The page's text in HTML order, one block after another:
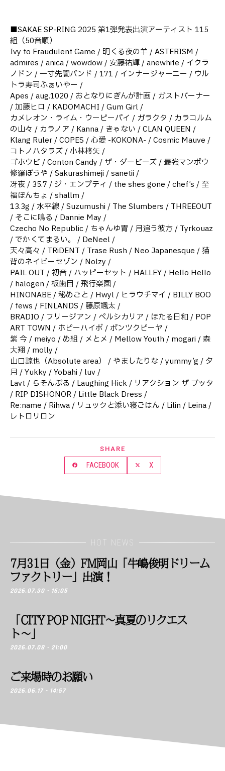
■SAKAE SP-RING 2025 第1弾発表出演アーティスト 115
組（50音順）
Ivy to Fraudulent Game / 明くる夜の羊 / ASTERISM /
admires / anica / wowdow / 安藤祐輝 / anewhite / イクラ
ノドン / 一寸先闇バンド / 171 / インナージャーニー / ウル
トラ寿司ふぁいやー /
Apes / aug.1020 / おとなりにぎんが計画 / ガストバーナー
/ 加藤ヒロ / KADOMACHI / Gum Girl /
カメレオン・ライム・ウーピーパイ / ガラクタ / カラコルム
の山々 / カラノア / Kanna / きゃない / CLAN QUEEN /
Klang Ruler / COPES / 心愛 -KOKONA- / Cosmic Mauve /
コトノハタラズ / 小林柊矢 /
ゴホウビ / Conton Candy / ザ・ダービーズ / 最強マンボウ
修羅ぼうや / Sakurashimeji / sanetii /
冴夜 / 35.7 / ジ・エンプティ / the shes gone / chef’s / 至
福ぽんちょ / shallm /
13.3g / 水平線 / Suzumushi / The Slumbers / THREEOUT
/ そこに鳴る / Dannie May /
Czecho No Republic / ちゃんゆ胃 / 月追う彼方 / Tyrkouaz
/ でかくてまるい。 / DeNeel /
天々高々 / TRiDENT / Trase Rush / Neo Japanesque / 猫
背のネイビーセゾン / Nolzy /
PAIL OUT / 初音 / ハッピーセット / HALLEY / Hello Hello
/ halogen / 板歯目 / 飛行楽園 /
HINONABE / 秘めごと / Hwyl / ヒラウチマイ / BILLY BOO
/ fews / FINLANDS / 藤原颯太 /
BRADIO / フリージアン / ペルシカリア / ほたる日和 / POP
ART TOWN / ホピーハイボ / ポンツクピーヤ /
紫 今 / meiyo / め組 / メとメ / Mellow Youth / mogari / 森
大翔 / molly /
山口諒也（Absolute area） / やましたりな / yummy’g / 夕
月 / Yukky / Yobahi / luv /
Lavt / らそんぶる / Laughing Hick / リアクション ザ ブッタ
/ RIP DISHONOR / Little Black Dress /
Re:name / Rihwa / リュックと添い寝ごはん / Lilin / Leina /
レトロリロン
SHARE
FACEBOOK X
HOT NEWS
7月31日（金）FM岡山「牛嶋俊明ドリーム
ファクトリー」出演！
2026.07.30 - 16:05
「CITY POP NIGHT〜真夏のリクエス
ト〜」
2026.07.08 - 21:00
ご来場時のお願い
2026.06.17 - 14:57